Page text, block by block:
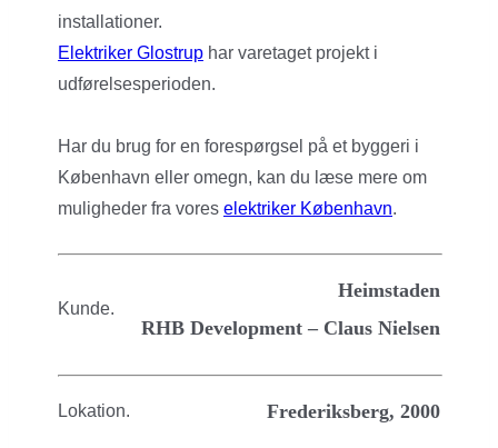
installationer.
Elektriker Glostrup har varetaget projekt i
udførelsesperioden.
Har du brug for en forespørgsel på et byggeri i
København eller omegn, kan du læse mere om
muligheder fra vores elektriker København.
Kunde.
Heimstaden
RHB Development – Claus Nielsen
Lokation. Frederiksberg, 2000